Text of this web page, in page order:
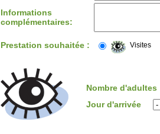
Informations
complémentaires:
Prestation souhaitée : Visites
Nombre
Jour d'arrivée